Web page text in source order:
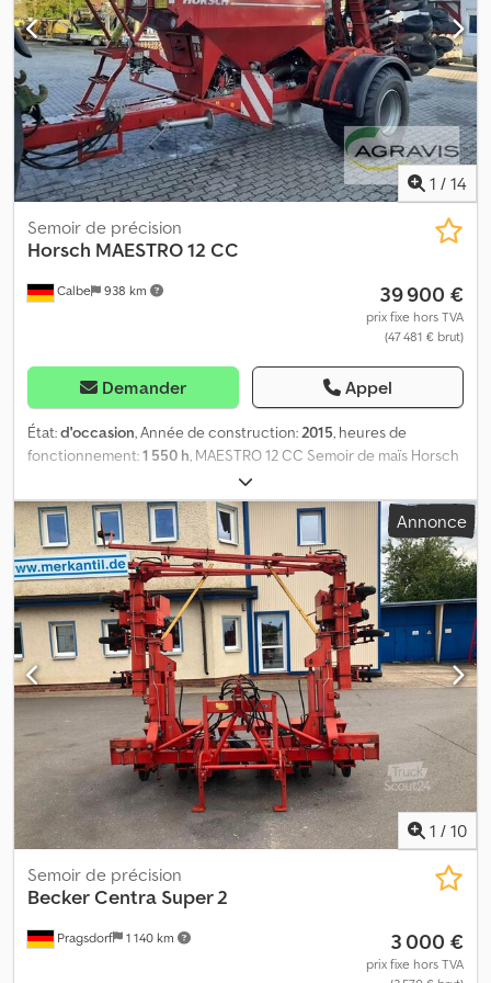
1 / 14
Calbe 938 km
Semoir de précision
Horsch MAESTRO 12 CC
39 900 €
prix fixe hors TVA
(47 481 € brut)
Demander Appel
État:d'occasion, Année de construction:2015, heures de
fonctionnement:1 550 h, MAESTRO 12 CC Semoir de maïs Horsch
avec E-Manager, désactivation des rangs incluse, FGS, 8 rangs
avec un espacement de 75 cm, réservoir d’engrais de 2800 litres,
pneumatiques : 700/50R22,5, indicateur de trace, système
d’éclairage, unité de semis pneumatique à grain unique, injecteur
d’engrais, disques de dosage pour maïs, contrôle du débit des
semences, réglage électrique de la pression des socs via
terminal. Frein pneumatique Ailes Kit de conversion 12CC en 8CC
Dwsdpfxey N E N As Ap Asa Attelage Scharmüller, diamètre 80 mm
12 rangs, espacement de 50 cm Ventilateur hydraulique à
entraînement direct.
Annonce
1 / 10
Pragsdorf 1 140 km
Semoir de précision
BeckerCentra Super 2
3 000 €
prix fixe hors TVA